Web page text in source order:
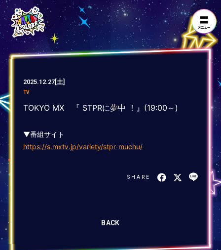
2025.12.27[土]
TV
TOKYO MX 『 STPRに夢中 ！』(19:00～)
▼番組サイト
https://s.mxtv.jp/variety/stpr-muchu/
SHARE
BACK